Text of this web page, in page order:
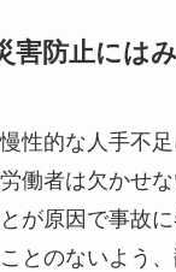
害防止には
慢性的な人手不
労働者は欠かせ
とが原因で事故
ことのないよう